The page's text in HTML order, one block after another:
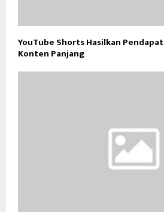
YouTube Shorts Hasilkan
Konten Panjang